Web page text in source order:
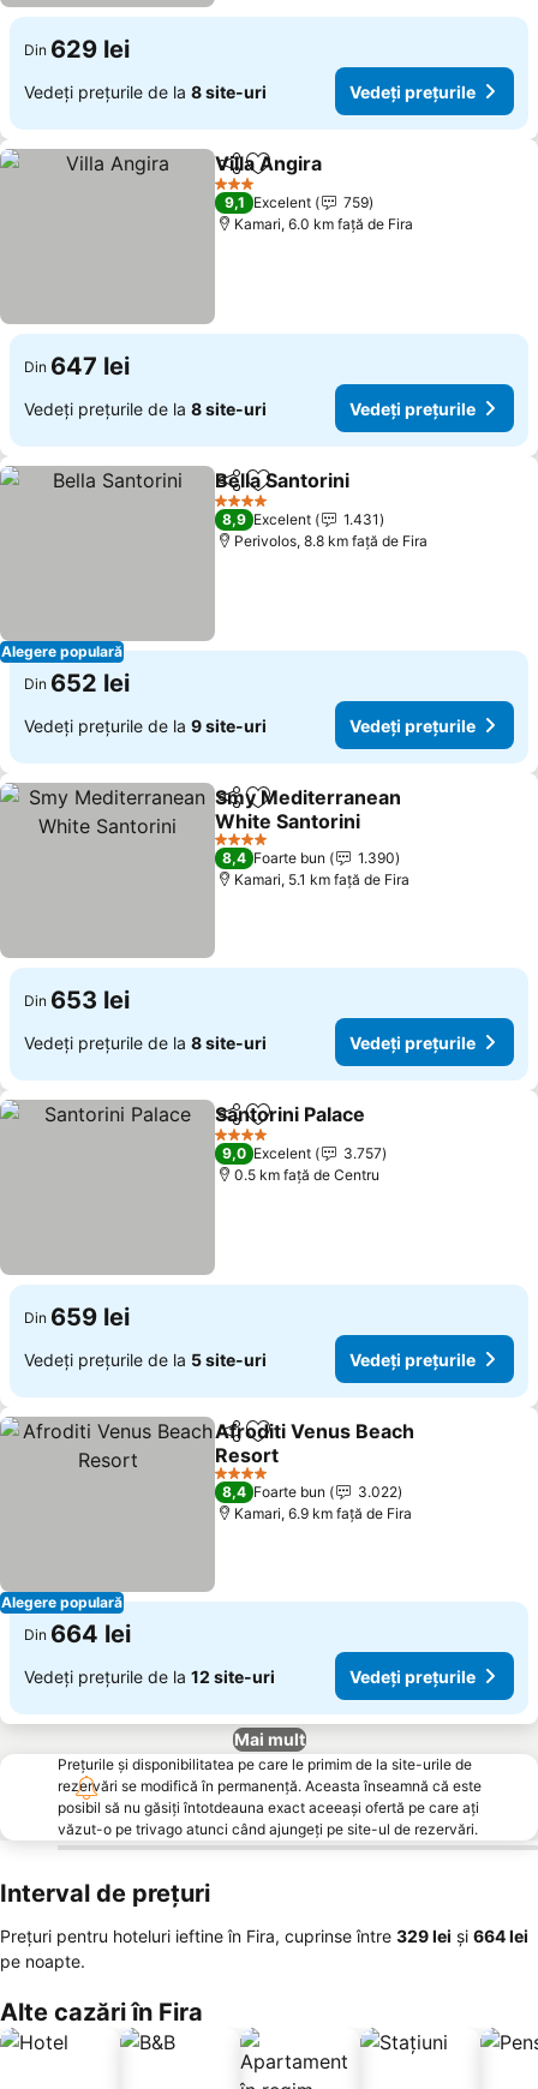
Din 629 lei
Vedeți prețurile de la 8 site-uri Vedeți prețurile
DistribuițiAdăugaţi la favorite
Villa Angira
3 Stele
9,1 Excelent
759
Kamari, 6.0 km faţă de Fira
Din 647 lei
Vedeți prețurile de la 8 site-uri Vedeți prețurile
Alegere populară
DistribuițiAdăugaţi la favorite
Bella Santorini
4 Stele
8,9 Excelent
1.431
Perivolos, 8.8 km faţă de Fira
Din 652 lei
Vedeți prețurile de la 9 site-uri Vedeți prețurile
DistribuițiAdăugaţi la favorite
Smy Mediterranean
White Santorini
4 Stele
8,4 Foarte bun
1.390
Kamari, 5.1 km faţă de Fira
Din 653 lei
Vedeți prețurile de la 8 site-uri Vedeți prețurile
DistribuițiAdăugaţi la favorite
Santorini Palace
4 Stele
9,0 Excelent
3.757
0.5 km faţă de Centru
Din 659 lei
Vedeți prețurile de la 5 site-uri Vedeți prețurile
Alegere populară
DistribuițiAdăugaţi la favorite
Afroditi Venus Beach
Resort
4 Stele
8,4 Foarte bun
3.022
Kamari, 6.9 km faţă de Fira
Din 664 lei
Vedeți prețurile de la 12 site-uri Vedeți prețurile
Mai mult
Prețurile și disponibilitatea pe care le primim de la site-urile de
rezervări se modifică în permanență. Aceasta înseamnă că este
posibil să nu găsiți întotdeauna exact aceeași ofertă pe care ați
văzut-o pe trivago atunci când ajungeți pe site-ul de rezervări.
Interval de prețuri
Prețuri pentru hoteluri ieftine în Fira, cuprinse între ‎329 lei și ‎664 lei
pe noapte.
Alte cazări în Fira